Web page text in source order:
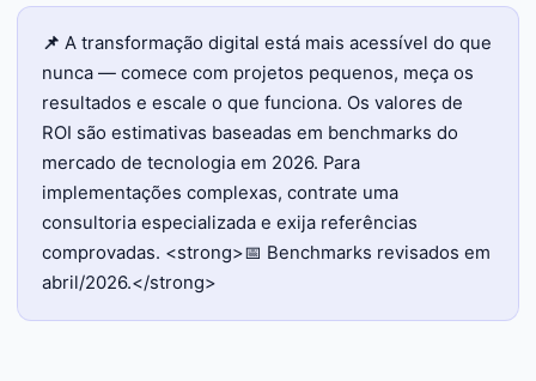
📌 A transformação digital está mais acessível do que
nunca — comece com projetos pequenos, meça os
resultados e escale o que funciona. Os valores de
ROI são estimativas baseadas em benchmarks do
mercado de tecnologia em 2026. Para
implementações complexas, contrate uma
consultoria especializada e exija referências
comprovadas. <strong>📅 Benchmarks revisados em
abril/2026.</strong>